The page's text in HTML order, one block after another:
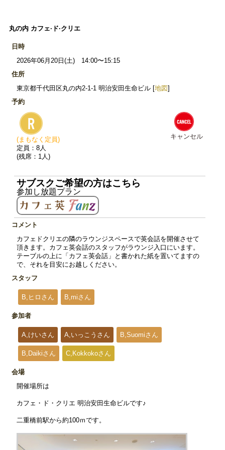
丸の内 カフェ·ド·クリエ
日時
2026年06月20日(土) 14:00〜15:15
住所
東京都千代田区丸の内2-1-1 明治安田生命ビル [地図]
予約
(まもなく定員)
定員：8人
(残席：1人)
キャンセル
サブスクご希望の方はこちら
参加し放題プラン
コメント
カフェドクリエの隣のラウンジスペースで英会話を開催させて
頂きます。カフェ英会話のスタッフがラウンジ入口にいます。
テーブルの上に「カフェ英会話」と書かれた紙を置いてますの
で、それを目安にお越しください。
スタッフ
B,ヒロさん B,miさん
参加者
A,けいさん A,いっこうさん B,Suomiさん
B,Daikiさん C,Kokkokoさん
会場
開催場所は
カフェ・ド・クリエ 明治安田生命ビルです♪
二重橋前駅から約100ｍです。